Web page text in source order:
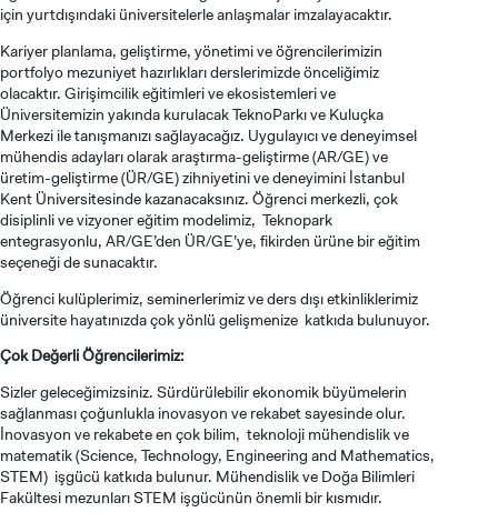
LİSANSÜSTÜ EĞİTİM ENSTİTÜSÜ
ADAYLARI
ÖNLİSANS ve
LİSANS ADAY ÖĞRENCİ
YATAY GEÇİŞ
için yurtdışındaki üniversitelerle anlaşmalar imzalayacaktır.
Kariyer planlama, geliştirme, yönetimi ve öğrencilerimizin
portfolyo mezuniyet hazırlıkları derslerimizde önceliğimiz
olacaktır. Girişimcilik eğitimleri ve ekosistemleri ve
Üniversitemizin yakında kurulacak TeknoParkı ve Kuluçka
Merkezi ile tanışmanızı sağlayacağız. Uygulayıcı ve deneyimsel
mühendis adayları olarak araştırma-geliştirme (AR/GE) ve
üretim-geliştirme (ÜR/GE) zihniyetini ve deneyimini İstanbul
Kent Üniversitesinde kazanacaksınız. Öğrenci merkezli, çok
disiplinli ve vizyoner eğitim modelimiz, Teknopark
entegrasyonlu, AR/GE’den ÜR/GE’ye, fikirden ürüne bir eğitim
seçeneği de sunacaktır.
Öğrenci kulüplerimiz, seminerlerimiz ve ders dışı etkinliklerimiz
üniversite hayatınızda çok yönlü gelişmenize katkıda bulunuyor.
Çok Değerli Öğrencilerimiz:
Sizler geleceğimizsiniz. Sürdürülebilir ekonomik büyümelerin
sağlanması çoğunlukla inovasyon ve rekabet sayesinde olur.
İnovasyon ve rekabete en çok bilim, teknoloji mühendislik ve
matematik (Science, Technology, Engineering and Mathematics,
STEM) işgücü katkıda bulunur. Mühendislik ve Doğa Bilimleri
Fakültesi mezunları STEM işgücünün önemli bir kısmıdır.